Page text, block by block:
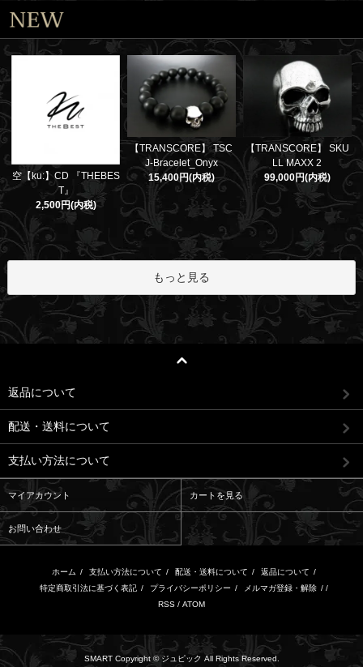
空【ku:】CD 『THEBES
T』
2,500円(内税)
【TRANSCORE】 TSC
J-Bracelet_Onyx
15,400円(内税)
【TRANSCORE】 SKU
LL MAXX 2
99,000円(内税)
もっと見る
返品について
配送・送料について
支払い方法について
マイアカウント カートを見る
お問い合わせ
ホーム / 支払い方法について / 配送・送料について / 返品について /
特定商取引法に基づく表記 / プライバシーポリシー / メルマガ登録・解除 / /
RSS / ATOM
SMART Copyright © ジュピック All Rights Reserved.